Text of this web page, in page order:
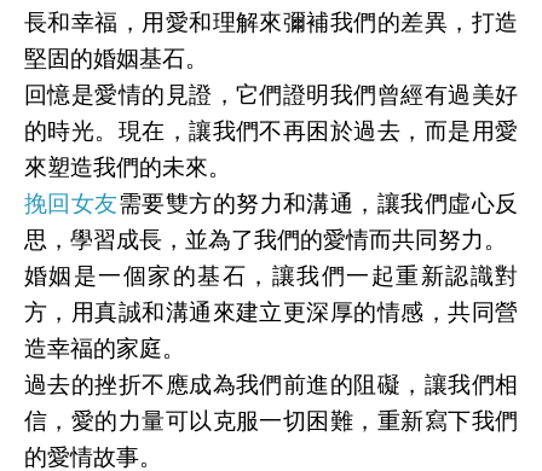
長和幸福，用愛和理解來彌補我們的差異，打造
堅固的婚姻基石。
回憶是愛情的見證，它們證明我們曾經有過美好
的時光。現在，讓我們不再困於過去，而是用愛
來塑造我們的未來。
挽回女友需要雙方的努力和溝通，讓我們虛心反
思，學習成長，並為了我們的愛情而共同努力。
婚姻是一個家的基石，讓我們一起重新認識對
方，用真誠和溝通來建立更深厚的情感，共同營
造幸福的家庭。
過去的挫折不應成為我們前進的阻礙，讓我們相
信，愛的力量可以克服一切困難，重新寫下我們
的愛情故事。